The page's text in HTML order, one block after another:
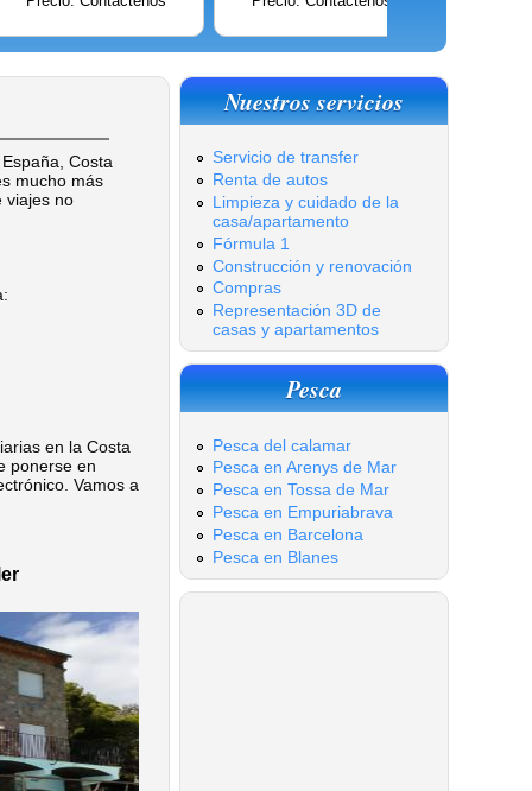
Costa
mucho más
viajes no
en la Costa
ponerse en
Vamos a
Nuestros servicios
Servicio de transfer
Renta de autos
Limpieza y cuidado de la
casa/apartamento
Fórmula 1
Construcción y renovación
Compras
Representación 3D de
casas y apartamentos
Pesca
Pesca del calamar
Pesca en Arenys de Mar
Pesca en Tossa de Mar
Pesca en Empuriabrava
Pesca en Barcelona
Pesca en Blanes